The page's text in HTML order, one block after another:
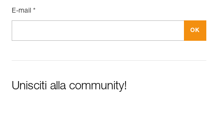
E-mail *
Unisciti alla community!